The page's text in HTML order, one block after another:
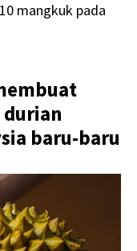
mangkuk pada
baru-baru